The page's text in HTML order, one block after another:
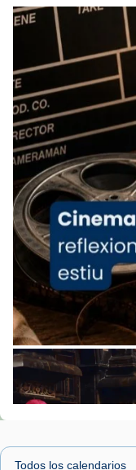
Foto
View on Facebook
de
1 week ago
Aquest dilluns,
missa d’acció
comitè
del Sant Pare
L’arquebisbe
Josep Omella,
concelebrat el
Mons. David
📸 Dr. G. Simón
Foto
View on Facebook
1 week ago